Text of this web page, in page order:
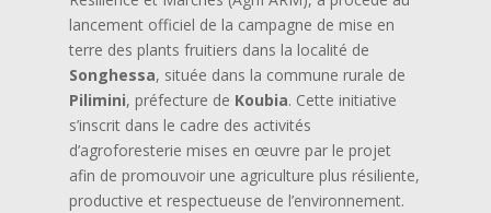
lancement officiel de la campagne de mise en
terre des plants fruitiers dans la localité de
Songhessa, située dans la commune rurale de
Pilimini, préfecture de Koubia. Cette initiative
s’inscrit dans le cadre des activités
d’agroforesterie mises en œuvre par le projet
afin de promouvoir une agriculture plus résiliente,
productive et respectueuse de l’environnement.